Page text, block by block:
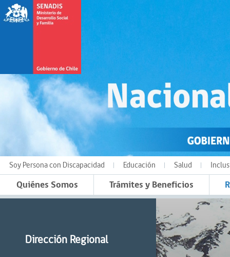
Soy Persona con Discapacidad Educación Salud
Quiénes Somos Trámites y Beneficios
Dirección Regional